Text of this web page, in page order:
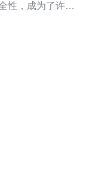
性，成为了许多